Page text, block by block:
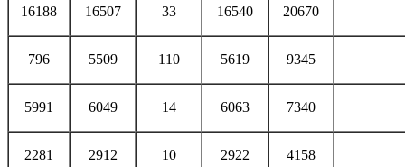
20670
16540
33
16507
16188
9345
5619
110
5509
796
7340
6063
14
6049
5991
4158
2922
10
2912
2281